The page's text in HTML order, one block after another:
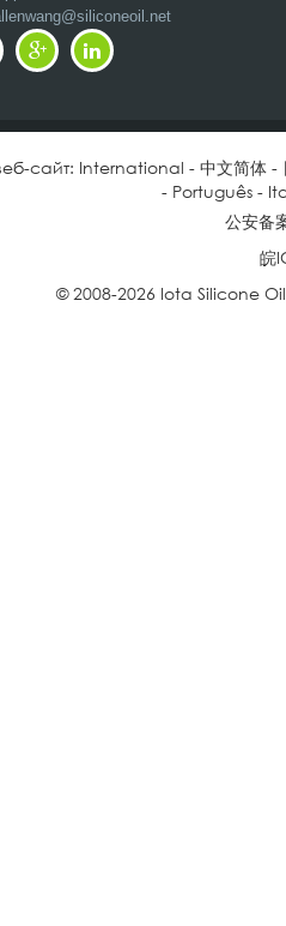
сайт: International - 中文简体-
- Português-
公安备
皖
© 2008-2026 Iota Silicone